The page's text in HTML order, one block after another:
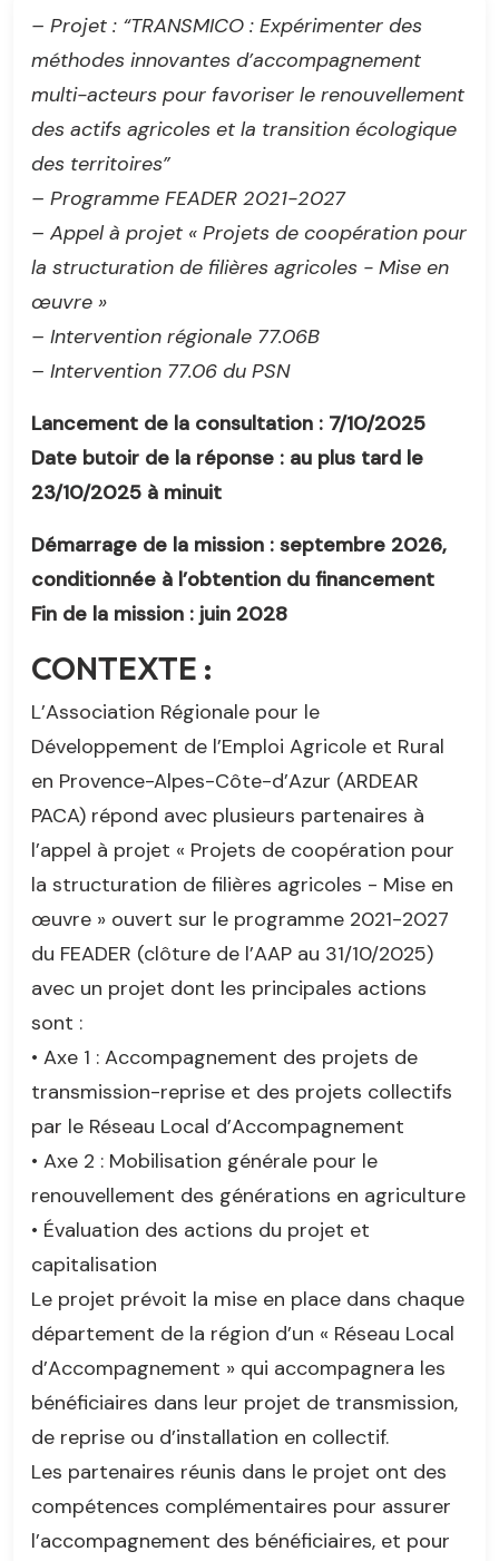
– Projet : “TRANSMICO : Expérimenter des
méthodes innovantes d’accompagnement
multi-acteurs pour favoriser le renouvellement
des actifs agricoles et la transition écologique
des territoires”
– Programme FEADER 2021-2027
– Appel à projet « Projets de coopération pour
la structuration de filières agricoles - Mise en
œuvre »
– Intervention régionale 77.06B
– Intervention 77.06 du PSN
Lancement de la consultation : 7/10/2025
Date butoir de la réponse : au plus tard le
23/10/2025 à minuit
Démarrage de la mission : septembre 2026,
conditionnée à l’obtention du financement
Fin de la mission : juin 2028
CONTEXTE :
L’Association Régionale pour le
Développement de l’Emploi Agricole et Rural
en Provence-Alpes-Côte-d’Azur (ARDEAR
PACA) répond avec plusieurs partenaires à
l’appel à projet « Projets de coopération pour
la structuration de filières agricoles - Mise en
œuvre » ouvert sur le programme 2021-2027
du FEADER (clôture de l’AAP au 31/10/2025)
avec un projet dont les principales actions
sont :
• Axe 1 : Accompagnement des projets de
transmission-reprise et des projets collectifs
par le Réseau Local d’Accompagnement
• Axe 2 : Mobilisation générale pour le
renouvellement des générations en agriculture
• Évaluation des actions du projet et
capitalisation
Le projet prévoit la mise en place dans chaque
département de la région d’un « Réseau Local
d’Accompagnement » qui accompagnera les
bénéficiaires dans leur projet de transmission,
de reprise ou d’installation en collectif.
Les partenaires réunis dans le projet ont des
compétences complémentaires pour assurer
l’accompagnement des bénéficiaires, et pour